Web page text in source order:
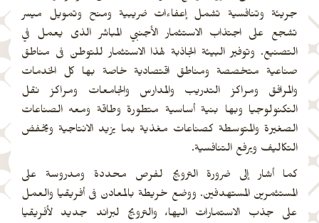
جريئة وتنافسية تشمل إعفاءات ضريبية ومنح وتمويل ميسر
تشجع على اجتذاب الاستثمار الأجنبي المباشر الذى يعمل في
التصنيع. وتوفير البيئة الجاذبة لهذا الاستثمار للتوطن فى مناطق
صناعية متخصصة ومناطق اقتصادية خاصة بها كل الخدمات
والمرافق ومراكز التدريب والمدارس والجامعات ومراكز نقل
التكنولوجيا وبها بنية أساسية متطورة وطاقة ومعه الصناعات
الصغيرة والمتوسطة كصناعات مغذية بما يزيد الانتاجية ويخفض
التكاليف ويرفع التنافسية.
كما أشار إلى ضرورة الترويج لفرص محددة ومدروسة على
المستثمرين المستهدفين. ووضع خريطة بالمعادن فى أفريقيا والعمل
على جذب الاستمارات اليها، والترويج لبراند جديد لأفريقيا